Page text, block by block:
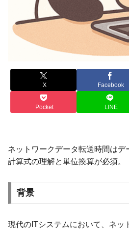
X Facebook
Pocket LINE
ネットワークデータ転送時間はデ
計算式の理解と単位換算が必須。
背景
現代のITシステムにおいて、ネッ